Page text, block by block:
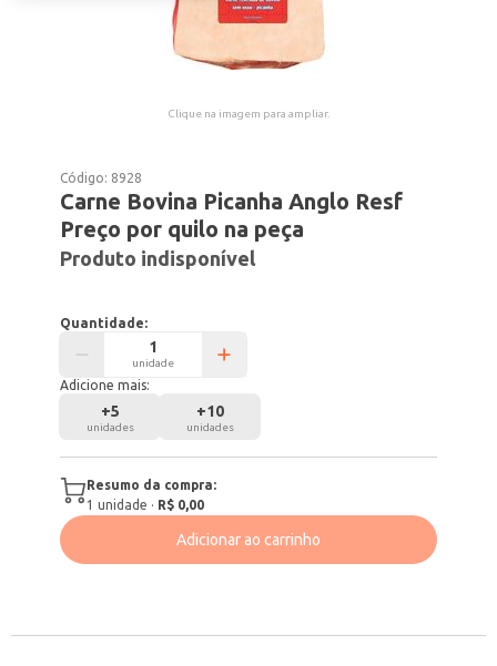
Clique na imagem para ampliar.
Código: 8928
Carne Bovina Picanha Anglo Resf
Preço por quilo na peça
Produto indisponível
Quantidade:
unidade
Adicione mais:
+5
unidades
+10
unidades
Resumo da compra:
1 unidade · R$ 0,00
Adicionar ao carrinho